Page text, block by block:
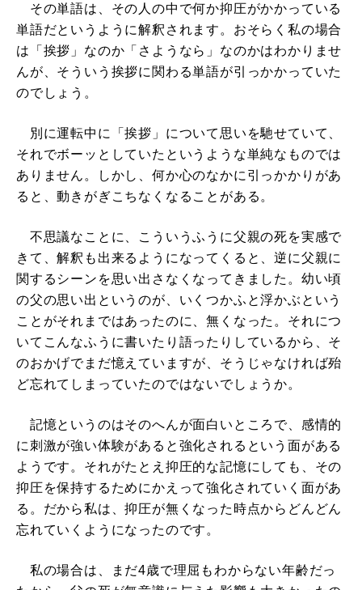
その単語は、その人の中で何か抑圧がかかっている
単語だというように解釈されます。おそらく私の場合
は「挨拶」なのか「さようなら」なのかはわかりませ
んが、そういう挨拶に関わる単語が引っかかっていた
のでしょう。
別に運転中に「挨拶」について思いを馳せていて、
それでボーッとしていたというような単純なものでは
ありません。しかし、何か心のなかに引っかかりがあ
ると、動きがぎこちなくなることがある。
不思議なことに、こういうふうに父親の死を実感で
きて、解釈も出来るようになってくると、逆に父親に
関するシーンを思い出さなくなってきました。幼い頃
の父の思い出というのが、いくつかふと浮かぶという
ことがそれまではあったのに、無くなった。それにつ
いてこんなふうに書いたり語ったりしているから、そ
のおかげでまだ憶えていますが、そうじゃなければ殆
ど忘れてしまっていたのではないでしょうか。
記憶というのはそのへんが面白いところで、感情的
に刺激が強い体験があると強化されるという面がある
ようです。それがたとえ抑圧的な記憶にしても、その
抑圧を保持するためにかえって強化されていく面があ
る。だから私は、抑圧が無くなった時点からどんどん
忘れていくようになったのです。
私の場合は、まだ4歳で理屈もわからない年齢だっ